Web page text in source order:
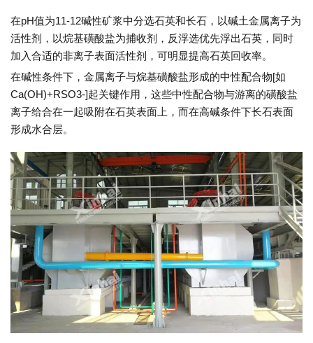
在pH值为11-12碱性矿浆中分选石英和长石，以碱土金属离子为
活性剂，以烷基磺酸盐为捕收剂，反浮选优先浮出石英，同时
加入合适的非离子表面活性剂，可明显提高石英回收率。
在碱性条件下，金属离子与烷基磺酸盐形成的中性配合物[如
Ca(OH)+RSO3-]起关键作用，这些中性配合物与游离的磺酸盐
离子给合在一起吸附在石英表面上，而在高碱条件下长石表面
形成水合层。